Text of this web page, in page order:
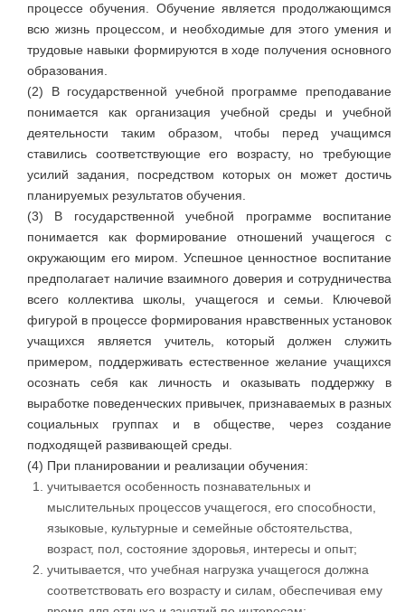
процессе обучения. Обучение является продолжающимся
всю жизнь процессом, и необходимые для этого умения и
трудовые навыки формируются в ходе получения основного
образования.
(2) В государственной учебной программе преподавание
понимается как организация учебной среды и учебной
деятельности таким образом, чтобы перед учащимся
ставились соответствующие его возрасту, но требующие
усилий задания, посредством которых он может достичь
планируемых результатов обучения.
(3) В государственной учебной программе воспитание
понимается как формирование отношений учащегося с
окружающим его миром. Успешное ценностное воспитание
предполагает наличие взаимного доверия и сотрудничества
всего коллектива школы, учащегося и семьи. Ключевой
фигурой в процессе формирования нравственных установок
учащихся является учитель, который должен служить
примером, поддерживать естественное желание учащихся
осознать себя как личность и оказывать поддержку в
выработке поведенческих привычек, признаваемых в разных
социальных группах и в обществе, через создание
подходящей развивающей среды.
(4) При планировании и реализации обучения:
учитывается особенность познавательных и
мыслительных процессов учащегося, его способности,
языковые, культурные и семейные обстоятельства,
возраст, пол, состояние здоровья, интересы и опыт;
учитывается, что учебная нагрузка учащегося должна
соответствовать его возрасту и силам, обеспечивая ему